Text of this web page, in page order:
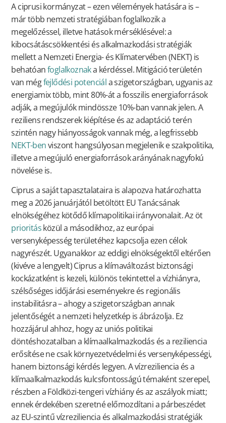
A ciprusi kormányzat – ezen vélemények hatására is –
már több nemzeti stratégiában foglalkozik a
megelőzéssel, illetve hatások mérséklésével: a
kibocsátáscsökkentési és alkalmazkodási stratégiák
mellett a Nemzeti Energia- és Klímatervében (NEKT) is
behatóanfoglalkoznaka kérdéssel. Mitigáció területén
van mégfejlődési potenciála szigetországban, ugyanis az
energiamix több, mint 80%-át a fosszilis energiaforrások
adják, a megújulók mindössze 10%-ban vannak jelen. A
reziliens rendszerek kiépítése és az adaptáció terén
szintén nagy hiányosságok vannak még, a legfrissebb
NEKT-benviszont hangsúlyosan megjelenik e szakpolitika,
illetve a megújuló energiaforrások arányának nagyfokú
növelése is.
Ciprus a saját tapasztalataira is alapozva határozhatta
meg a 2026 januárjától betöltött EU Tanácsának
elnökségéhez kötődő klímapolitikai irányvonalait. Az öt
prioritásközül a másodikhoz, az európai
versenyképesség területéhez kapcsolja ezen célok
nagyrészét. Ugyanakkor az eddigi elnökségektől eltérően
(kivéve a lengyelt) Ciprus a klímaváltozást biztonsági
kockázatként is kezeli, különös tekintettel a vízhiányra,
szélsőséges időjárási eseményekre és regionális
instabilitásra – ahogy a szigetországban annak
jelentőségét a nemzeti helyzetkép is ábrázolja. Ez
hozzájárul ahhoz, hogy az uniós politikai
döntéshozatalban a klímaalkalmazkodás és a reziliencia
erősítése ne csak környezetvédelmi és versenyképességi,
hanem biztonsági kérdés legyen. A vízreziliencia és a
klímaalkalmazkodás kulcsfontosságú témaként szerepel,
részben a Földközi-tengeri vízhiány és az aszályok miatt;
ennek érdekében szeretné előmozdítani a párbeszédet
az EU-szintű vízreziliencia és alkalmazkodási stratégiák